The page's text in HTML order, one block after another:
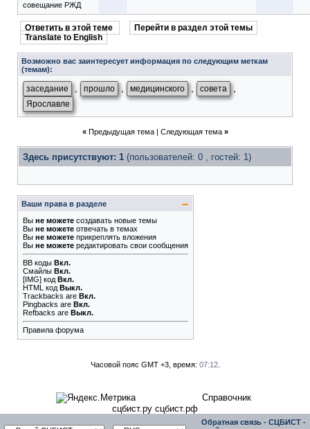
совещание РЖД
Ответить в этой теме
Перейти в раздел этой темы
Translate to English
Возможно вас заинтересует информация по следующим меткам
(темам):
заседание прошло медицинского совета
Ярославле
« Предыдущая тема| Следующая тема »
Здесь присутствуют: 1 (пользователей: 0 , гостей: 1)
Ваши права в разделе
Вы не можете создавать новые темы
Вы не можете отвечать в темах
Вы не можете прикреплять вложения
Вы не можете редактировать свои сообщения
BB коды Вкл.
Смайлы Вкл.
[IMG] код Вкл.
HTML код Выкл.
Trackbacks are Вкл.
Pingbacks are Вкл.
Refbacks are Выкл.
Правила форума
Часовой пояс GMT +3, время: 07:12.
Справочник
сцбист.ру сцбист.рф
Обратная связь - СЦБИСТ -